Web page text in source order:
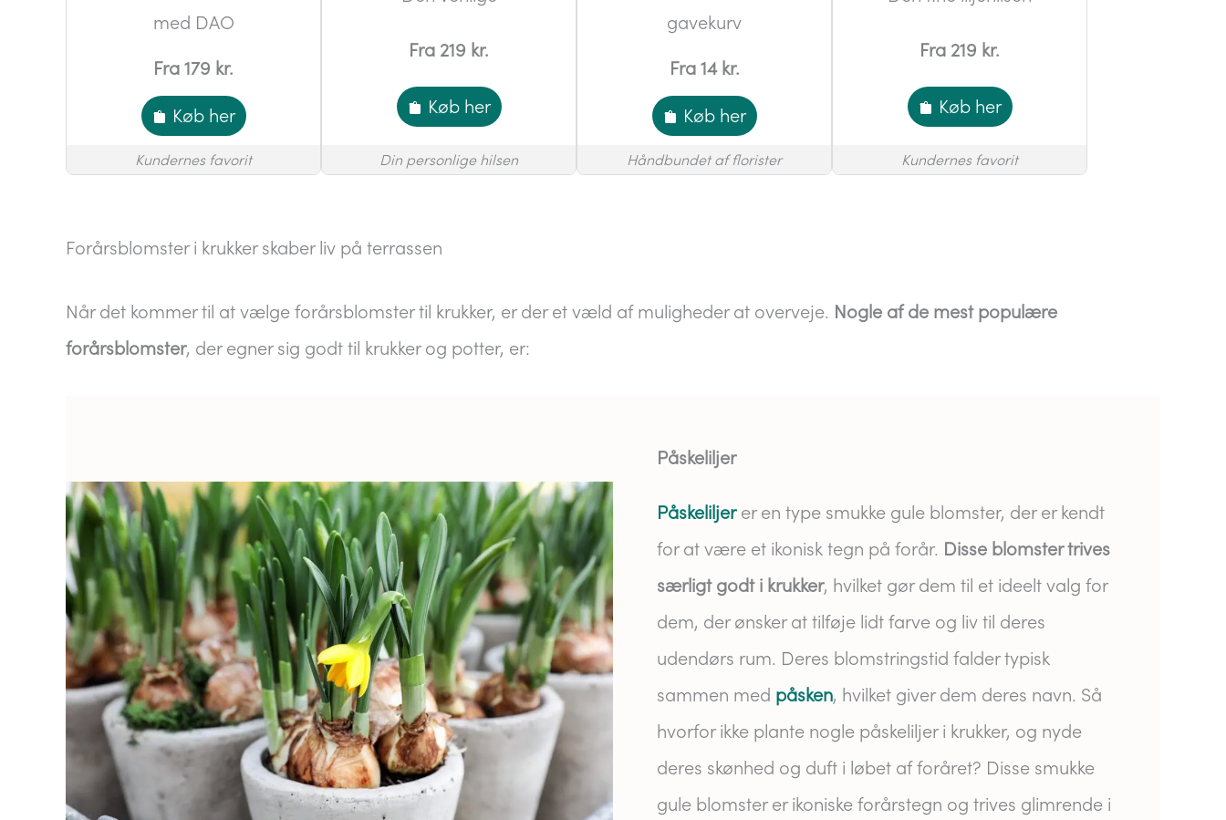
med DAO
Fra 179 kr.
Køb her
Kundernes favorit
Fra 219 kr.
Køb her
Din personlige hilsen
gavekurv
Fra 14 kr.
Køb her
Håndbundet af florister
Fra 219 kr.
Køb her
Kundernes favorit
Forårsblomster i krukker skaber liv på terrassen
Når det kommer til at vælge forårsblomster til krukker, er der et væld af muligheder at overveje. Nogle af de mest populære
forårsblomster, der egner sig godt til krukker og potter, er:
Påskeliljer
Påskeliljerer en type smukke gule blomster, der er kendt
for at være et ikonisk tegn på forår. Disse blomster trives
særligt godt i krukker, hvilket gør dem til et ideelt valg for
dem, der ønsker at tilføje lidt farve og liv til deres
udendørs rum. Deres blomstringstid falder typisk
sammen med påsken, hvilket giver dem deres navn. Så
hvorfor ikke plante nogle påskeliljer i krukker, og nyde
deres skønhed og duft i løbet af foråret? Disse smukke
gule blomster er ikoniske forårstegn og trives glimrende i